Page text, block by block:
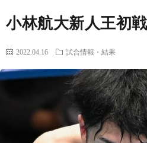
小林航大新人王初戦
2022.04.16 試合情報・結果